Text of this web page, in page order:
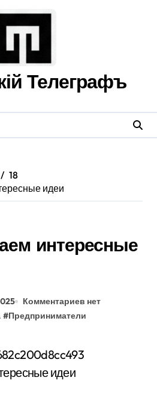
Телеграфъ
18
идеи
интересные
Комментариев нет
#Предприниматели